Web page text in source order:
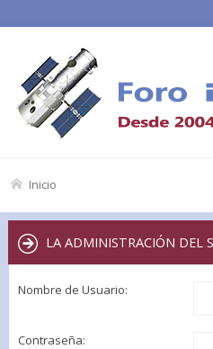
Inicio
LA ADMINISTRACIÓN DEL
Nombre de Usuario:
Contraseña: